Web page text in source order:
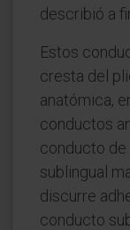
describió a
Estos
cresta del
anatómica,
conductos
conducto
sublingual
discurre
conducto